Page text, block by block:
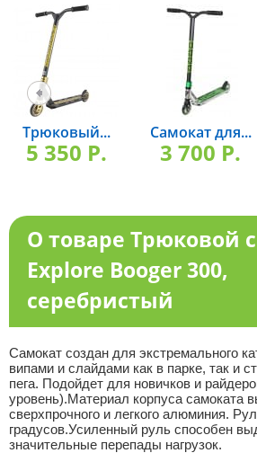
Трюковый...
5 350 P.
Самокат для...
3 700 P.
О товаре Трюковой
Explore Booger 300,
серебристый
Самокат создан для экстремального
випами и слайдами как в парке, так и
пегa. Подойдет для новичков и
уровень).Материал корпуса самоката
сверхпрочного и легкого алюминия.
градусов.Усиленный руль способен
значительные перепады нагрузок.